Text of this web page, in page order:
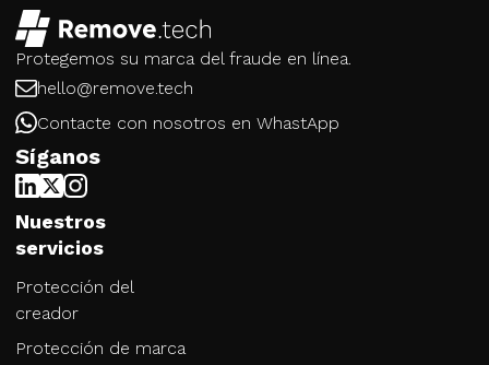
Protegemos su marca del fraude en línea.
hello@remove.tech
Contacte con nosotros en WhastApp
Síganos
Nuestros
servicios
Protección del
creador
Protección de marca